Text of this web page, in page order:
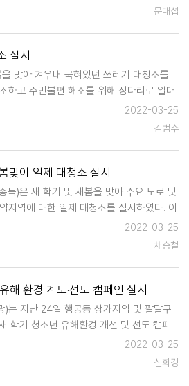
문대섭
실시
맞아 겨우내 묵혀있던 쓰레기 대청소를
하고 주민불편 해소를 위해 장다리로 일대
이 참여한 이날 작업은 반달공원을 시작으로
관, 장안아파트 등 장다리로 일대를 대상으
2022-03-25
김범수
맞이 일제 대청소 실시
득)은 새 학기 및 새봄을 맞아 주요 도로 및
지역에 대한 일제 대청소를 실시하였다. 이
19 방역지침을 준수하여 우만2동 직원 및
등 50여 명이 참여하였고, 관내 주택가 및
2022-03-25
채승철
해 환경 계도‧선도 캠페인 실시
)는 지난 24일 행궁동 상가지역 및 팔달구
학기 청소년 유해환경 개선 및 선도 캠페
은 새 학기를 맞아 청소년들의 탈선행위와
무부 청소년 범죄 예방 위원 팔달지구 위원
2022-03-25
신희경